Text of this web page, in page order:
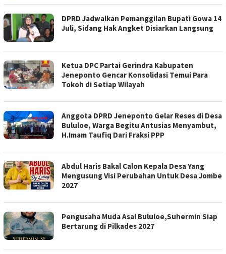
DPRD Jadwalkan Pemanggilan Bupati Gowa 14
Juli, Sidang Hak Angket Disiarkan Langsung
Ketua DPC Partai Gerindra Kabupaten
Jeneponto Gencar Konsolidasi Temui Para
Tokoh di Setiap Wilayah
Anggota DPRD Jeneponto Gelar Reses di Desa
Bululoe, Warga Begitu Antusias Menyambut,
H.Imam Taufiq Dari Fraksi PPP
Abdul Haris Bakal Calon Kepala Desa Yang
Mengusung Visi Perubahan Untuk Desa Jombe
2027
Pengusaha Muda Asal Bululoe,Suhermin Siap
Bertarung di Pilkades 2027